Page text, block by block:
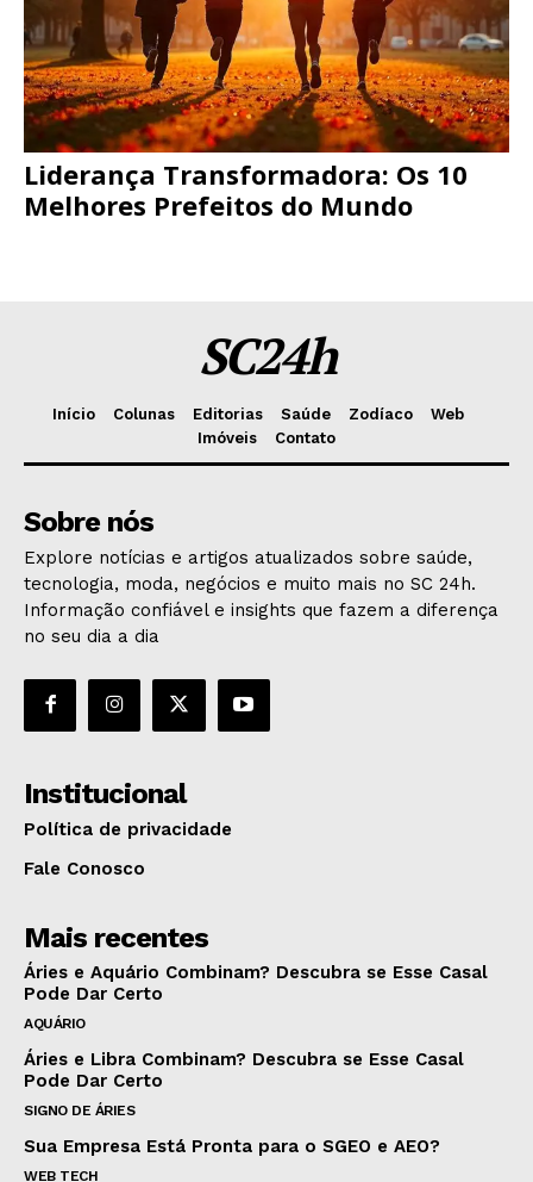
Liderança Transformadora: Os 10
Melhores Prefeitos do Mundo
SC24h
Início Colunas Editorias Saúde Zodíaco
Web
Imóveis
Contato
Sobre nós
Explore notícias e artigos atualizados sobre saúde,
tecnologia, moda, negócios e muito mais no SC 24h.
Informação confiável e insights que fazem a diferença
no seu dia a dia
Institucional
Política de privacidade
Fale Conosco
Mais recentes
Áries e Aquário Combinam? Descubra se Esse Casal
Pode Dar Certo
AQUÁRIO
Áries e Libra Combinam? Descubra se Esse Casal
Pode Dar Certo
SIGNO DE ÁRIES
Sua Empresa Está Pronta para o SGEO e AEO?
WEB TECH